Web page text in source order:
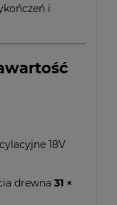
i
18V
drewna 31 ×